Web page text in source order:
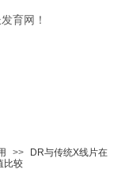
育网！
>>
DR与传统X线片在
比较